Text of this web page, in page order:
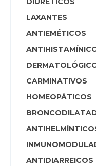
LAXANTES
ANTIEMÉTICOS
CARMINATIVOS
HOMEOPÁTICOS
ANTIDIARREICOS